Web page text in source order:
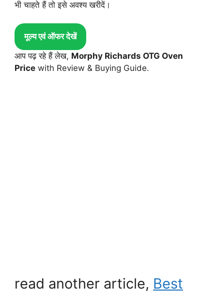
भी चाहते हैं तो इसे अवश्य खरीदें।
मूल्य एवं ऑफर देखें
आप पढ़ रहे हैं लेख, Morphy Richards OTG Oven
Price with Review & Buying Guide.
read another article, Best